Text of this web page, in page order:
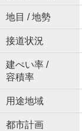
地目 / 地勢
接道状況
建ぺい率 /
容積率
用途地域
都市計画